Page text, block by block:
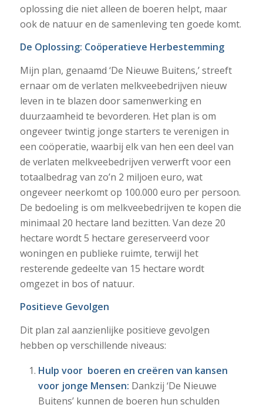
oplossing die niet alleen de boeren helpt, maar
ook de natuur en de samenleving ten goede komt.
De Oplossing: Coöperatieve Herbestemming
Mijn plan, genaamd ‘De Nieuwe Buitens,’ streeft
ernaar om de verlaten melkveebedrijven nieuw
leven in te blazen door samenwerking en
duurzaamheid te bevorderen. Het plan is om
ongeveer twintig jonge starters te verenigen in
een coöperatie, waarbij elk van hen een deel van
de verlaten melkveebedrijven verwerft voor een
totaalbedrag van zo’n 2 miljoen euro, wat
ongeveer neerkomt op 100.000 euro per persoon.
De bedoeling is om melkveebedrijven te kopen die
minimaal 20 hectare land bezitten. Van deze 20
hectare wordt 5 hectare gereserveerd voor
woningen en publieke ruimte, terwijl het
resterende gedeelte van 15 hectare wordt
omgezet in bos of natuur.
Positieve Gevolgen
Dit plan zal aanzienlijke positieve gevolgen
hebben op verschillende niveaus:
Hulp voor boeren en creëren van kansen
voor jonge Mensen: Dankzij ‘De Nieuwe
Buitens’ kunnen de boeren hun schulden